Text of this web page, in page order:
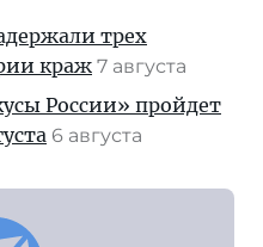
трех
краж 7 августа
России» пройдет
6 августа